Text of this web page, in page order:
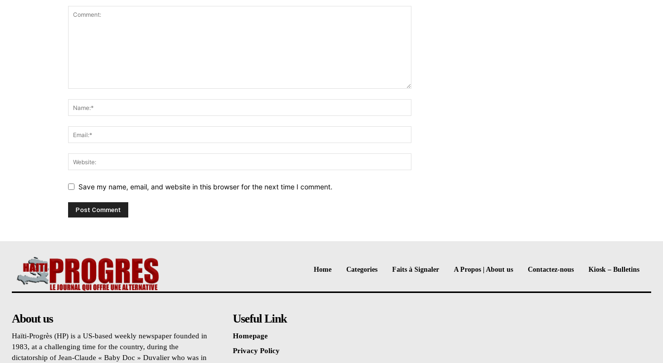
Save my name, email, and website in this browser for the next time I comment.
Home Categories Faits à Signaler A Propos | About us Contactez-nous Kiosk – Bulletins
About us
Haïti-Progrès (HP) is a US-based weekly newspaper founded in
1983, at a challenging time for the country, during the
dictatorship of Jean-Claude « Baby Doc » Duvalier who was in
Useful Link
Homepage
Privacy Policy